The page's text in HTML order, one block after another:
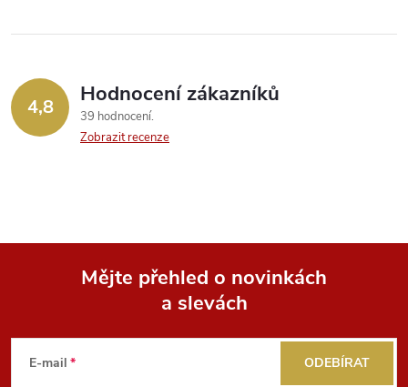
4,8 Hodnocení zákazníků
39 hodnocení
Zobrazit recenze
Mějte přehled o novinkách
a slevách
E-mail ODEBÍRAT